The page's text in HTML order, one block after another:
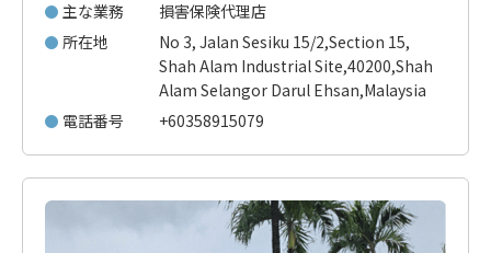
主な業務
損害保険代理店
所在地
No 3, Jalan Sesiku 15/2,Section 15,
Shah Alam Industrial Site,40200,Shah
Alam Selangor Darul Ehsan,Malaysia
電話番号
+60358915079